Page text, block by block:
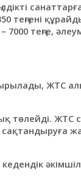
теңгені
теңге,
ЖТС
төлейді. ЖТС